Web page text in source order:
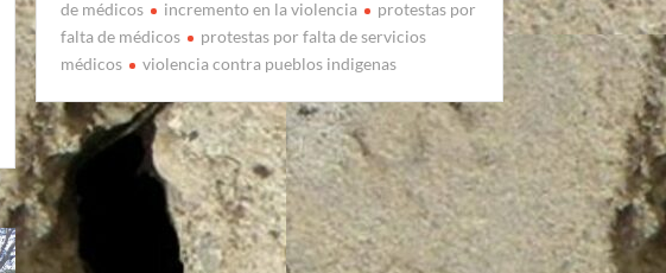
de médicos
incremento en la violencia
protestas por
falta de médicos
protestas por falta de servicios
médicos
violencia contra pueblos indigenas